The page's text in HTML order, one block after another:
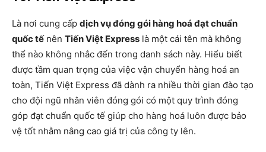
Là nơi cung cấp dịch vụ đóng gói hàng hoá đạt chuẩn
quốc tếnên Tiến Việt Express là một cái tên mà không
thể nào không nhắc đến trong danh sách này. Hiểu biết
được tầm quan trọng của việc vận chuyển hàng hoá an
toàn, Tiến Việt Express đã dành ra nhiều thời gian đào tạo
cho đội ngũ nhân viên đóng gói có một quy trình đóng
góp đạt chuẩn quốc tế giúp cho hàng hoá luôn được bảo
vệ tốt nhằm nâng cao giá trị của công ty lên.